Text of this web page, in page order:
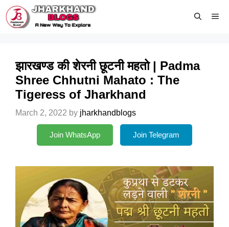
Skip
to
content
झारखण्ड की शेरनी छूटनी महतो | Padma
Shree Chhutni Mahato : The
Tigeress of Jharkhand
March 2, 2022 by jharkhandblogs
Join WhatsApp Join Telegram